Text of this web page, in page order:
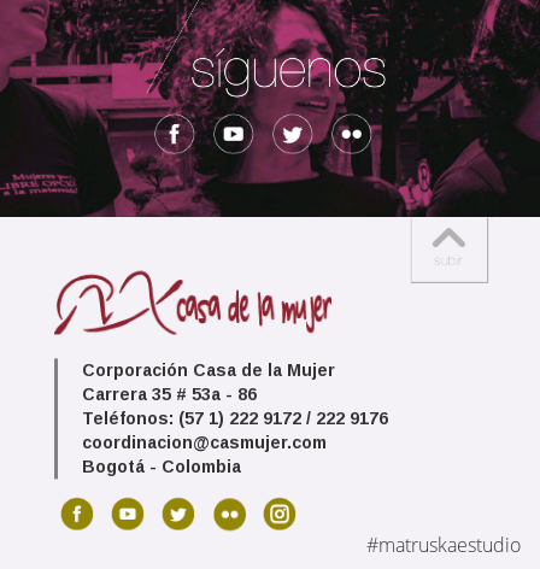
Corporación Casa de la Mujer
Carrera 35 # 53a - 86
Teléfonos: (57 1) 222 9172 / 222 9176
coordinacion@casmujer.com
Bogotá - Colombia
#matruskaestudio